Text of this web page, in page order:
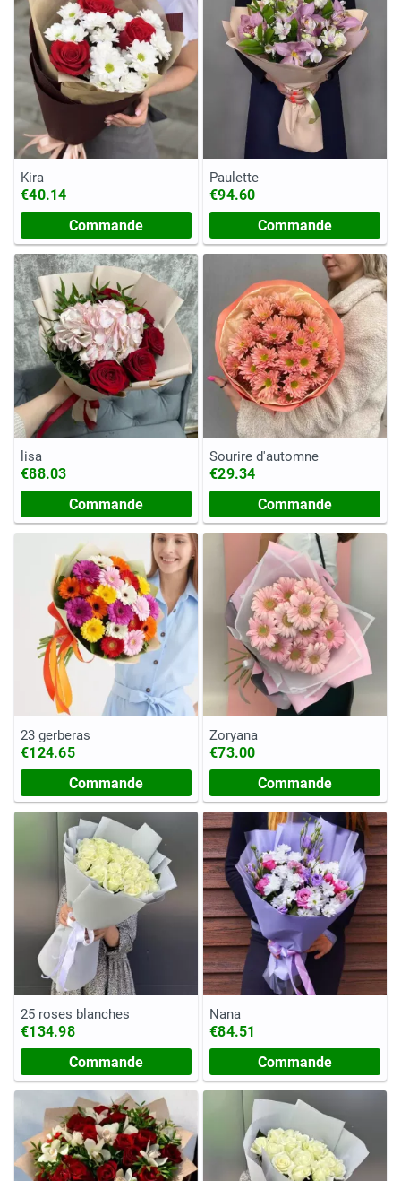
Kira
€40.14
Commande
Paulette
€94.60
Commande
lisa
€88.03
Commande
Sourire d'automne
€29.34
Commande
23 gerberas
€124.65
Commande
Zoryana
€73.00
Commande
25 roses blanches
€134.98
Commande
Nana
€84.51
Commande